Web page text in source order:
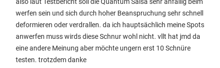
werfen sein und sich durch hoher Beanspruchung sehr schnell
deformieren oder verdrallen. da ich hauptsächlich meine Spots
anwerfen muss wirds diese Schnur wohl nicht. vllt hat jmd da
eine andere Meinung aber möchte ungern erst 10 Schnüre
testen. trotzdem danke